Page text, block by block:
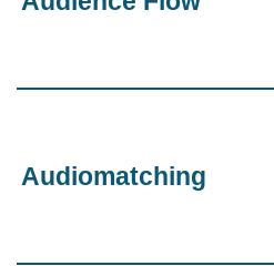
Audiomatching